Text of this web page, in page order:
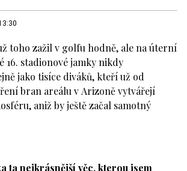
toho zažil v golfu hodně, ale na úterní
16. stadionové jamky nikdy
jako tisíce diváků, kteří už od
bran areálu v Arizoně vytvářejí
aniž by ještě začal samotný
ta nejkrásnější věc, kterou jsem